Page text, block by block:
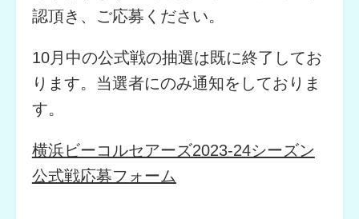
認頂き、ご応募ください。
10月中の公式戦の抽選は既に終了してお
ります。当選者にのみ通知をしておりま
す。
横浜ビーコルセアーズ2023-24シーズン
公式戦応募フォーム